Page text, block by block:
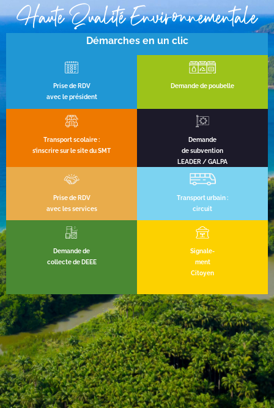
Haute Qualité Environnementale
Démarches en un clic
Prise de RDV
avec le président
Demande de poubelle
Transport scolaire :
s’inscrire sur le site du SMT
Demande
de subvention
LEADER / GALPA
Prise de RDV
avec les services
Transport urbain :
circuit
Demande de
collecte de DEEE
Signale-
ment
Citoyen